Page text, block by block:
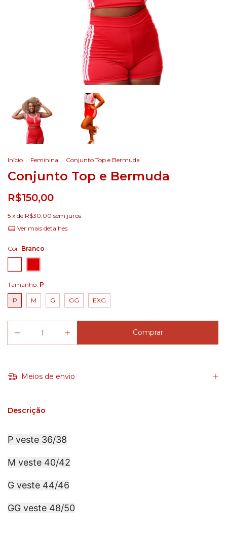
Início . Feminina . Conjunto Top e Bermuda
Conjunto Top e Bermuda
R$150,00
5 x de R$30,00 sem juros
Ver mais detalhes
Cor: Branco
Tamanho: P
P M G GG EXG
Meios de envio
Descrição
P veste 36/38
M veste 40/42
G veste 44/46
GG veste 48/50